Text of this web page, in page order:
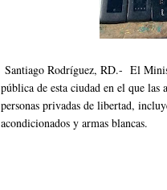
Santiago Rodríguez, RD.- El
pública de esta ciudad en el que las
personas privadas de libertad,
acondicionados y armas blancas.